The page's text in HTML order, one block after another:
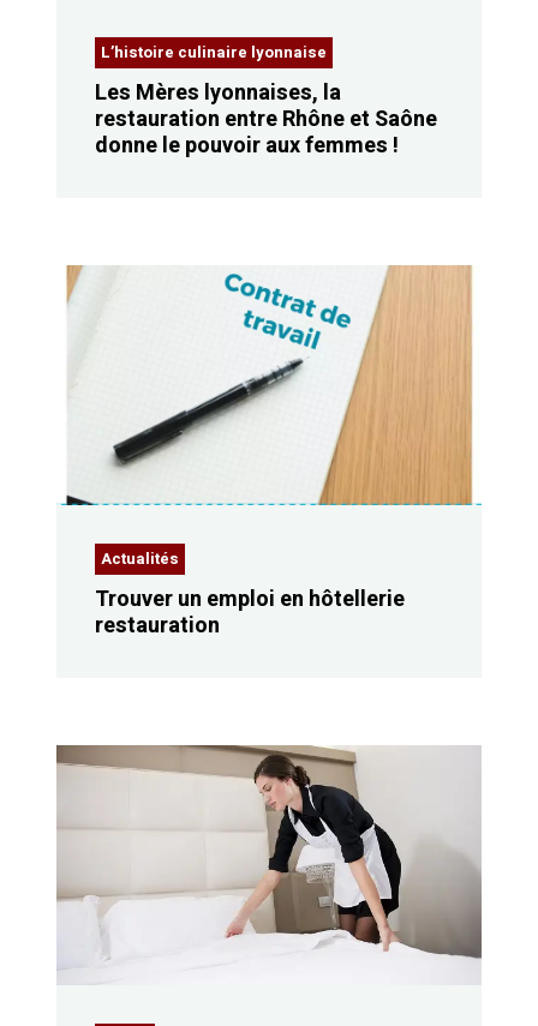
L’histoire culinaire lyonnaise
Les Mères lyonnaises, la
restauration entre Rhône et Saône
donne le pouvoir aux femmes !
Actualités
Trouver un emploi en hôtellerie
restauration